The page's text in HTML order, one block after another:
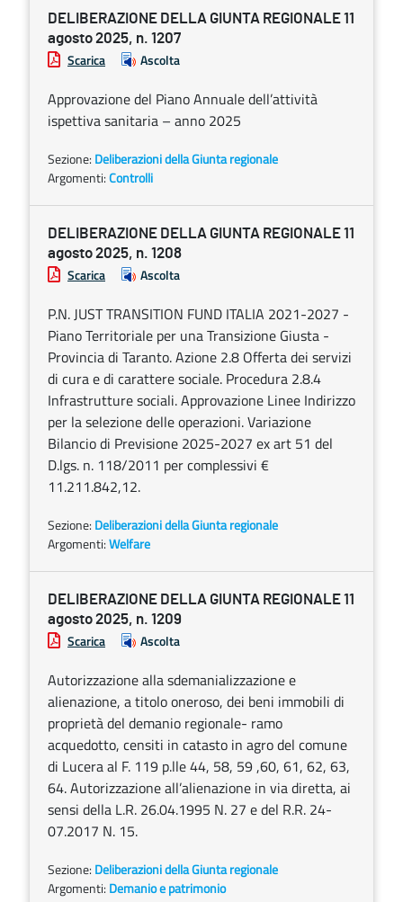
DELIBERAZIONE DELLA GIUNTA REGIONALE 11
agosto 2025, n. 1207
Scarica Ascolta
Approvazione del Piano Annuale dell’attività
ispettiva sanitaria – anno 2025
Sezione: Deliberazioni della Giunta regionale
Argomenti:Controlli
DELIBERAZIONE DELLA GIUNTA REGIONALE 11
agosto 2025, n. 1208
Scarica Ascolta
P.N. JUST TRANSITION FUND ITALIA 2021-2027 -
Piano Territoriale per una Transizione Giusta -
Provincia di Taranto. Azione 2.8 Offerta dei servizi
di cura e di carattere sociale. Procedura 2.8.4
Infrastrutture sociali. Approvazione Linee Indirizzo
per la selezione delle operazioni. Variazione
Bilancio di Previsione 2025-2027 ex art 51 del
D.lgs. n. 118/2011 per complessivi €
11.211.842,12.
Sezione: Deliberazioni della Giunta regionale
Argomenti:Welfare
DELIBERAZIONE DELLA GIUNTA REGIONALE 11
agosto 2025, n. 1209
Scarica Ascolta
Autorizzazione alla sdemanializzazione e
alienazione, a titolo oneroso, dei beni immobili di
proprietà del demanio regionale- ramo
acquedotto, censiti in catasto in agro del comune
di Lucera al F. 119 p.lle 44, 58, 59 ,60, 61, 62, 63,
64. Autorizzazione all’alienazione in via diretta, ai
sensi della L.R. 26.04.1995 N. 27 e del R.R. 24-
07.2017 N. 15.
Sezione: Deliberazioni della Giunta regionale
Argomenti: Demanio e patrimonio